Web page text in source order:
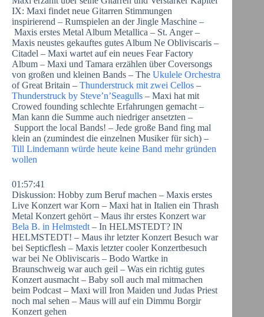
IX: Maxi findet neue Gitarren Stimmungen
inspirierend – Rumspielen an der Jingle Maschine –
Maxis erstes Metal Album Metallica – St. Anger –
Maxis neustes gekauftes gutes Album Ne Obliviscaris –
Citadel – Maxi wartet auf ein neues Fear Factory
Album – Maxi und Tamara erzählen über Coversongs
von großen und kleinen Bands – The Ukulele Orchestra
of Great Britain – Thunderstruck mit zwei Cellos –
Thunderstruck by Steve’n’Seagulls – Maxi hat mit
Crowed founding schlechte Erfahrungen gemacht –
Man kann die Summe auch niedriger ansetzten –
Support the local Bands! – Jede große Band fing mal
klein an (zumindest die einzelnen Musiker für sich) –
Till Lindemann würde heute keine Band mehr gründen
wollen
01:57:41
Diskussion: Hobby zum Beruf machen – Maxis erstes
Live Konzert war Korn – Maxi hat in Italien ein Thrash
Metal Konzert gehört – Maus ihr erstes Konzert war
Bela B. in Helmstedt – In HELMSTEDT? IN
HELMSTEDT! – Maus ihr letzter Konzert Besuch war
bei Septicflesh – Maxis letzter cooler Konzertbesuch
war bei Ne Obliviscaris – Bodo Wartke in
Braunschweig war auch geil – Was ein richtig gutes
Konzert ausmacht – Baby soll auch mal mitmachen
beim Podcast – Maxi will Iron Maiden und Judas Priest
noch mal sehen – Maus will auf ein Dimmu Borgir
Konzert gehen